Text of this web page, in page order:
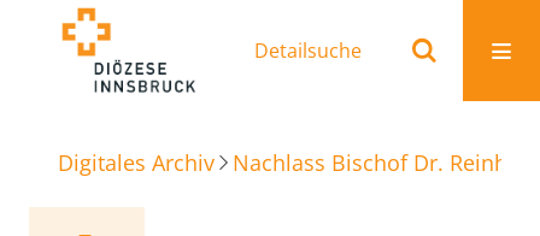
Detailsuche
Digitales Archiv Nachlass Bischof Dr.